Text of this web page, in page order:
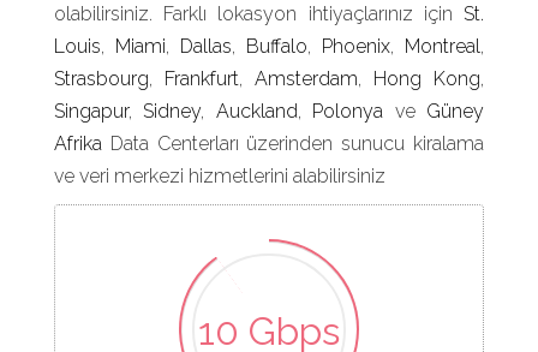
olabilirsiniz. Farklı lokasyon ihtiyaçlarınız için St.
Louis, Miami, Dallas, Buffalo, Phoenix, Montreal,
Strasbourg, Frankfurt, Amsterdam, Hong Kong,
Singapur, Sidney, Auckland, Polonya ve Güney
Afrika Data Centerları üzerinden sunucu kiralama
ve veri merkezi hizmetlerini alabilirsiniz
10 Gbps